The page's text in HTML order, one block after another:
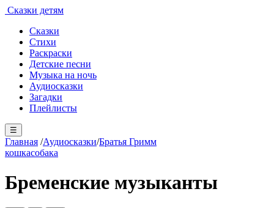
Сказки детям
Сказки
Стихи
Раскраски
Детские песни
Музыка на ночь
Аудиосказки
Загадки
Плейлисты
☰
Главная /Аудиосказки/Братья Гримм
кошкасобака
Бременские музыканты